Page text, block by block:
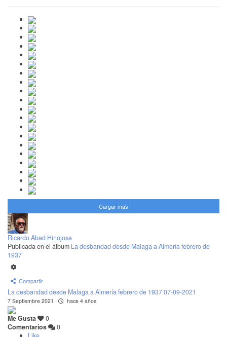
Cargar más
Ricardo Abad Hinojosa
Publicada en el álbum La desbandad desde Malaga a Almería febrero de
1937
Compartir
La desbandad desde Malaga a Almería febrero de 1937 07-09-2021
7 Septiembre 2021 · hace 4 años
Me Gusta
0
Comentarios
0